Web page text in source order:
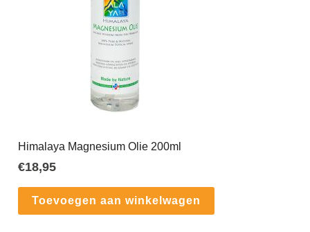
Himalaya Magnesium Olie 200ml
€18,95
Toevoegen aan winkelwagen